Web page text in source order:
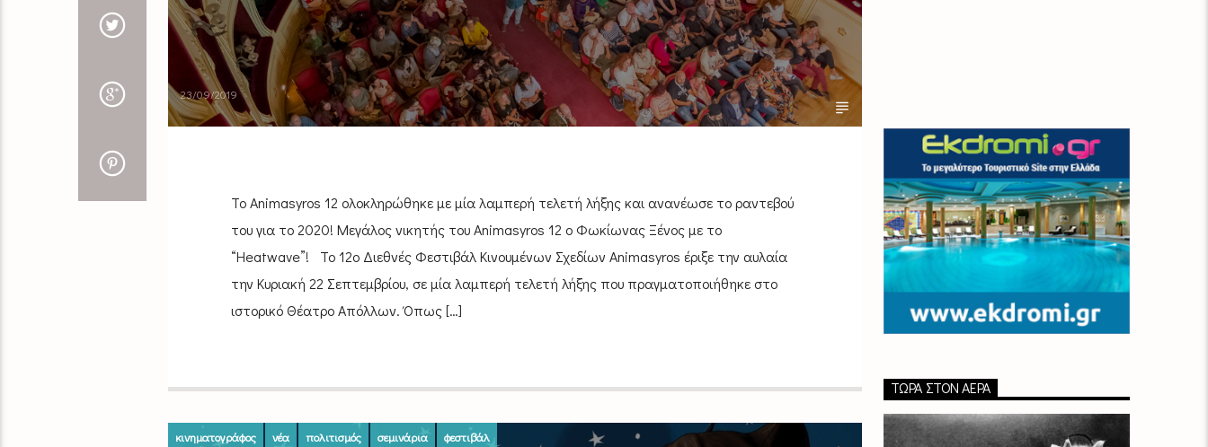
23/09/2019
Το Animasyros 12 ολοκληρώθηκε με μία λαμπερή τελετή λήξης και ανανέωσε το ραντεβού
του για το 2020! Μεγάλος νικητής του Animasyros 12 ο Φωκίωνας Ξένος με το
“Heatwave”! Το 12ο Διεθνές Φεστιβάλ Κινουμένων Σχεδίων Animasyros έριξε την αυλαία
την Κυριακή 22 Σεπτεμβρίου, σε μία λαμπερή τελετή λήξης που πραγματοποιήθηκε στο
ιστορικό Θέατρο Απόλλων. Όπως […]
κινηματογράφος νέα πολιτισμός σεμινάρια φεστιβάλ
ΤΏΡΑ ΣΤΟΝ ΑΈΡΑ